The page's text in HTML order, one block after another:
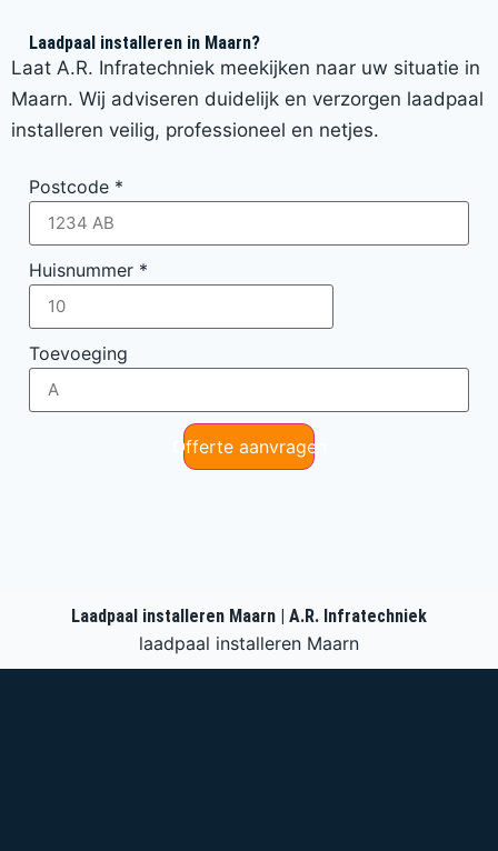
Laadpaal installeren in Maarn?
Laat A.R. Infratechniek meekijken naar uw situatie in
Maarn. Wij adviseren duidelijk en verzorgen laadpaal
installeren veilig, professioneel en netjes.
Postcode *
Huisnummer *
Toevoeging
Offerte aanvragen
Laadpaal installeren Maarn | A.R. Infratechniek
laadpaal installeren Maarn